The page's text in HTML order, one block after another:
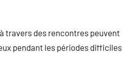
travers des rencontres peuvent
pendant les périodes difficiles